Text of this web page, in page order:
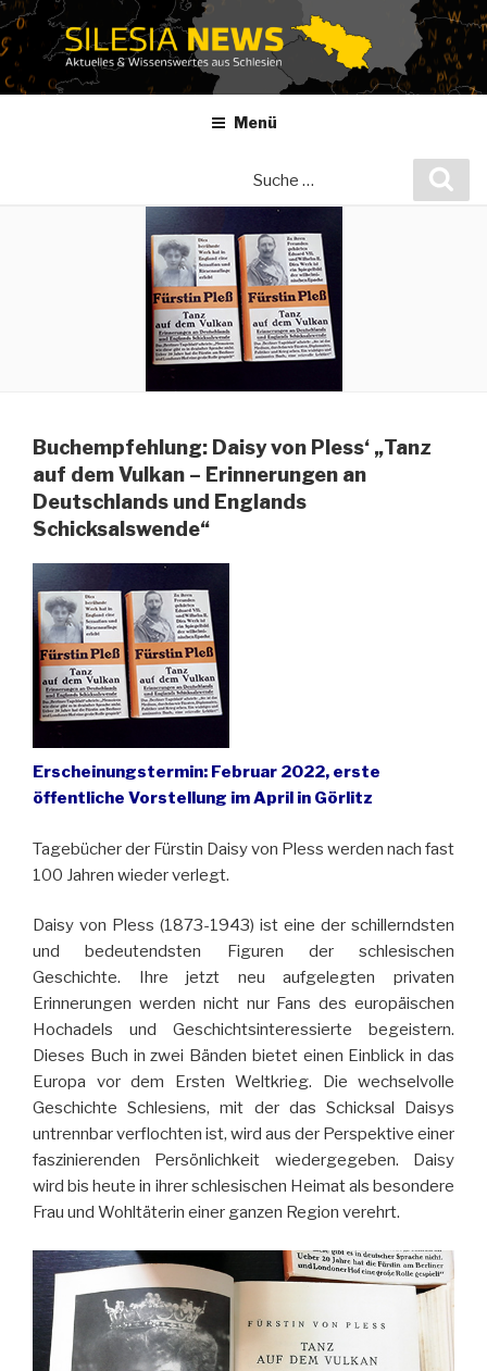
Zum
Inhalt
springen
Menü
Buchempfehlung: Daisy von Pless‘ „Tanz
auf dem Vulkan – Erinnerungen an
Deutschlands und Englands
Schicksalswende“
Erscheinungstermin: Februar 2022, erste
öffentliche Vorstellung im April in Görlitz
Tagebücher der Fürstin Daisy von Pless werden nach fast
100 Jahren wieder verlegt.
Daisy von Pless (1873-1943) ist eine der schillerndsten
und bedeutendsten Figuren der schlesischen
Geschichte. Ihre jetzt neu aufgelegten privaten
Erinnerungen werden nicht nur Fans des europäischen
Hochadels und Geschichtsinteressierte begeistern.
Dieses Buch in zwei Bänden bietet einen Einblick in das
Europa vor dem Ersten Weltkrieg. Die wechselvolle
Geschichte Schlesiens, mit der das Schicksal Daisys
untrennbar verflochten ist, wird aus der Perspektive einer
faszinierenden Persönlichkeit wiedergegeben. Daisy
wird bis heute in ihrer schlesischen Heimat als besondere
Frau und Wohltäterin einer ganzen Region verehrt.